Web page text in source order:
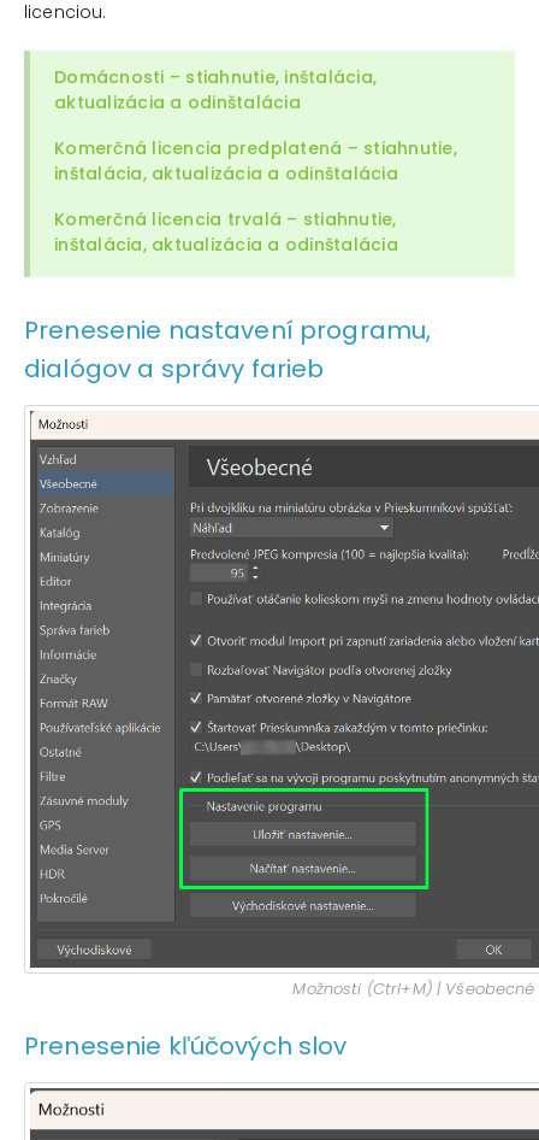
licenciou.
Domácnosti – stiahnutie, inštalácia,
aktualizácia a odinštalácia
Komerčná licencia predplatená – stiahnutie,
inštalácia, aktualizácia a odinštalácia
Komerčná licencia trvalá – stiahnutie,
inštalácia, aktualizácia a odinštalácia
Prenesenie nastavení programu,
dialógov a správy farieb
Možnosti (Ctrl+M) | Všeobecné
Prenesenie kľúčových slov